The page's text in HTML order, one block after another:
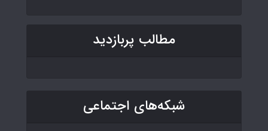
مطالب پربازدید
شبکه‌های اجتماعی